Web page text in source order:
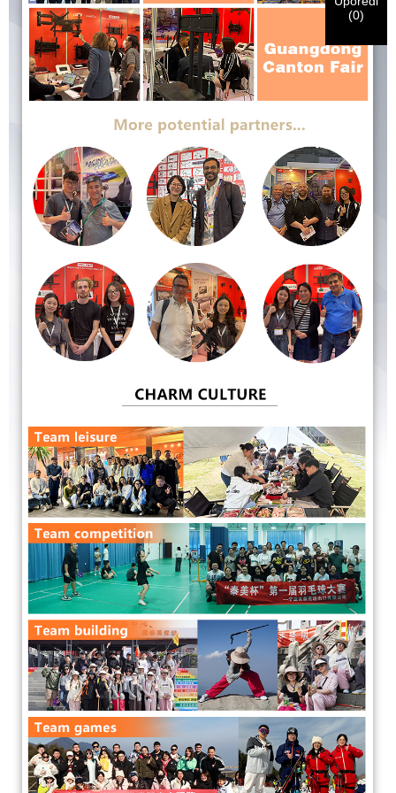
Nazad Pošalji
(0)